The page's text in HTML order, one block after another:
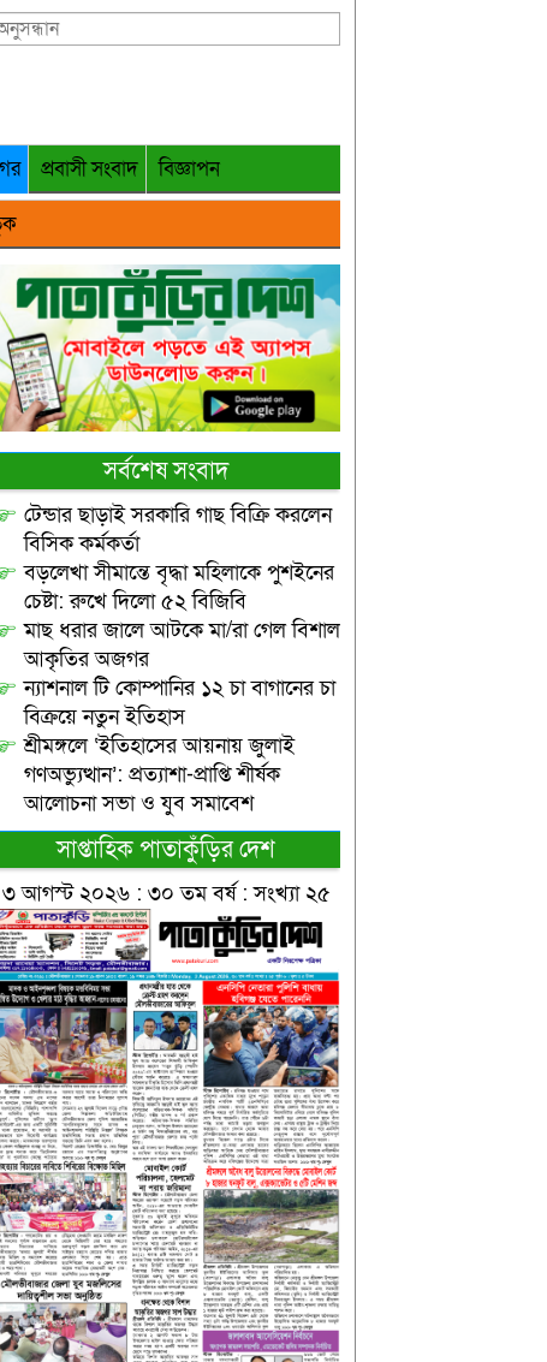
প্রবাসী সংবাদ
বিজ্ঞাপন
সর্বশেষ সংবাদ
টেন্ডার ছাড়াই সরকারি গাছ বিক্রি করলেন
বিসিক কর্মকর্তা
বড়লেখা সীমান্তে বৃদ্ধা মহিলাকে পুশইনের
চেষ্টা: রুখে দিলো ৫২ বিজিবি
মাছ ধরার জালে আটকে মা/রা গেল বিশাল
আকৃতির অজগর
ন্যাশনাল টি কোম্পানির ১২ চা বাগানের চা
বিক্রয়ে নতুন ইতিহাস
শ্রীমঙ্গলে ‘ইতিহাসের আয়নায় জুলাই
গণঅভ্যুত্থান’: প্রত্যাশা-প্রাপ্তি শীর্ষক
আলোচনা সভা ও যুব সমাবেশ
সাপ্তাহিক পাতাকুঁড়ির দেশ
৩ আগস্ট ২০২৬ : ৩০ তম বর্ষ : সংখ্যা ২৫